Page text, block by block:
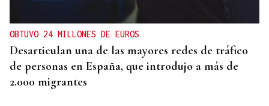
OBTUVO 24 MILLONES DE EUROS
Desarticulan una de las mayores redes de tráfico
de personas en España, que introdujo a más de
2.000 migrantes